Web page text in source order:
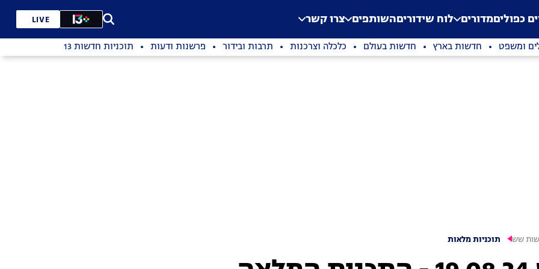
Application error: a
. כפוליםמדורים לוח שידוריםהשותפים צרו קשר LIVE
ומשפט חדשות בארץ חדשות בעולם כלכלה וצרכנות תרבות ובידור פרשנות ודעות תוכניות חדשות 13
שש תוכניות מלאות